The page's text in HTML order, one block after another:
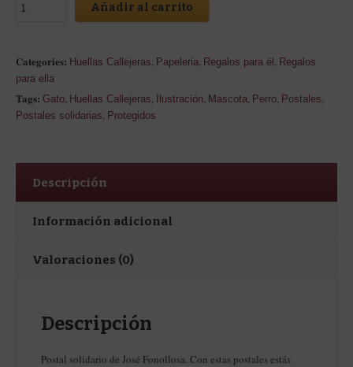
Añadir al carrito
Categories: Huellas Callejeras, Papeleria, Regalos para él , Regalos
para ella
Tags: Gato, Huellas Callejeras, Ilustración, Mascota, Perro, Postales,
Postales solidarias, Protegidos
Descripción
Información adicional
Valoraciones (0)
Descripción
Postal solidario de José Fonollosa. Con estas postales estás